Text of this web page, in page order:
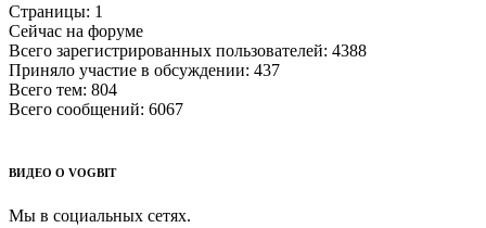
Страницы: 1
Сейчас на форуме
Всего зарегистрированных пользователей: 4388
Приняло участие в обсуждении: 437
Всего тем: 804
Всего сообщений: 6067
ВИДЕО О VOGBIT
Мы в социальных сетях.